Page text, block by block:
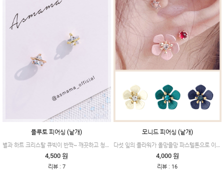
플루토 피어싱 (낱개)
별과 하트 크리스탈 큐빅이 반짝~ 깨끗하고 청량감이 돋보이는 피어싱이에요.
4,500 원
리뷰: 7
모니드 피어싱 (낱개)
다섯 잎의 플라워가 올망졸망 파스텔톤으로 이루어져 부드럽고 러블리한 무드의 제품이에요.
4,000 원
리뷰 : 16